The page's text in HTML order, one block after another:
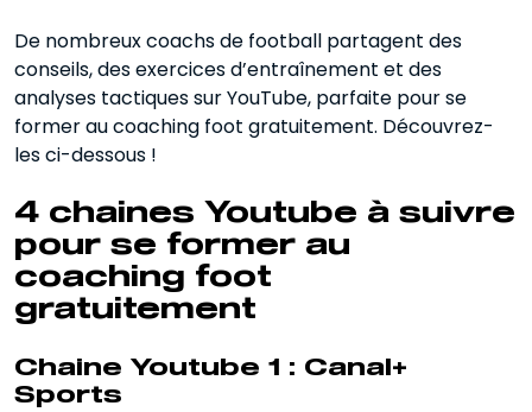
De nombreux coachs de football partagent des
conseils, des exercices d’entraînement et des
analyses tactiques sur YouTube, parfaite pour se
former au coaching foot gratuitement. Découvrez-
les ci-dessous !
4 chaines Youtube à suivre
pour se former au
coaching foot
gratuitement
Chaine Youtube 1 : Canal+
Sports